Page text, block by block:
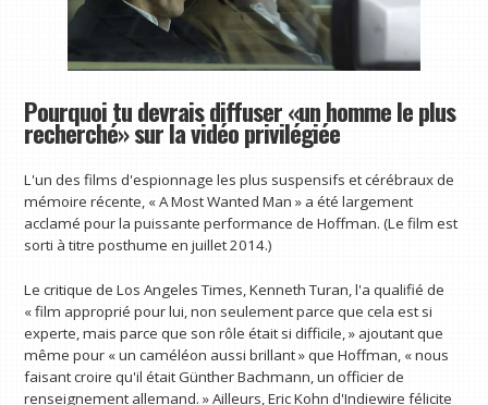
Pourquoi tu devrais diffuser «un homme le plus
recherché» sur la vidéo privilégiée
L'un des films d'espionnage les plus suspensifs et cérébraux de
mémoire récente, « A Most Wanted Man » a été largement
acclamé pour la puissante performance de Hoffman. (Le film est
sorti à titre posthume en juillet 2014.)
Le critique de Los Angeles Times, Kenneth Turan, l'a qualifié de
« film approprié pour lui, non seulement parce que cela est si
experte, mais parce que son rôle était si difficile, » ajoutant que
même pour « un caméléon aussi brillant » que Hoffman, « nous
faisant croire qu'il était Günther Bachmann, un officier de
renseignement allemand. » Ailleurs, Eric Kohn d'Indiewire félicite